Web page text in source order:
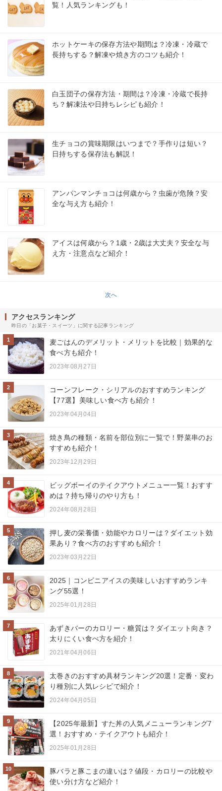
覧！人気ランキングも！
ホットケーキの保存方法や期間は？冷凍・冷蔵で
長持ちする？解凍や焼き方のコツも紹介！
白玉団子の保存方法・期間は？冷凍・冷蔵で長持
ち？解凍法や日持ちレシピも紹介！
生チョコの賞味期限はいつまで？手作りは短い？
日持ちする保存法も解説！
アンパンマンチョコは何歳から？虫歯が危険？安
全な与え方も紹介！
アイスは何歳から？1歳・2歳は大丈夫？安全な与
え方・注意点など紹介！
次へ
アクセスランキング
昨日の「お菓子・スイーツ」に関する記事ランキング
1
麦ごはんのデメリット・メリットを比較｜効果的な
食べ方も紹介！
2023年08月27日
2
コーンフレーク・シリアルのおすすめランキング
【77選】美味しい食べ方も紹介！
2023年04月04日
3
焼き鳥の種類・名前を部位別に一覧で！野菜串のお
すすめも紹介！
2023年12月29日
4
ビッグボーイのテイクアウトメニュー一覧！おすす
めは？持ち帰りのやり方も！
2024年08月28日
5
押し麦の栄養価・効能やカロリーは？ダイエット効
果あり？食べ方のおすすめも紹介！
2023年03月22日
6
2025｜コンビニアイスの美味しいおすすめランキ
ング55選！
2025年01月28日
7
あずきバーのカロリー・糖質は？ダイエット向き？
太りにくい食べ方を紹介！
2021年04月06日
8
太巻きのおすすめ具材ランキング20選！定番・変わ
り種別に人気レシピで紹介！
2024年04月05日
9
【2025年最新】すた丼の人気メニューランキング7
選！おすすめ・テイクアウトも紹介！
2025年01月28日
10
豚バラと豚こまの違いは？値段・カロリーの比較や
使い分け方など紹介！